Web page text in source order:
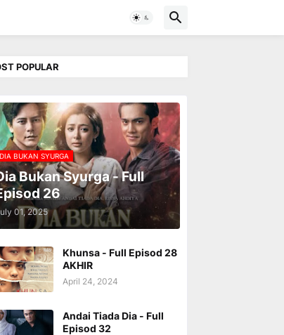
POPULAR
DIA BUKAN SYURGA
Bukan Syurga - Full
26
01, 2025
Khunsa - Full Episod 28
AKHIR
April 24, 2024
Andai Tiada Dia - Full
Episod 32